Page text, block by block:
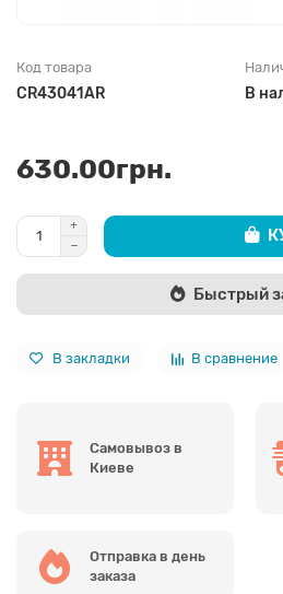
Код товара
CR43041AR В
630.00грн.
Быстрый
В закладки В сравнение
Самовывоз в
Киеве
Отправка в день
заказа